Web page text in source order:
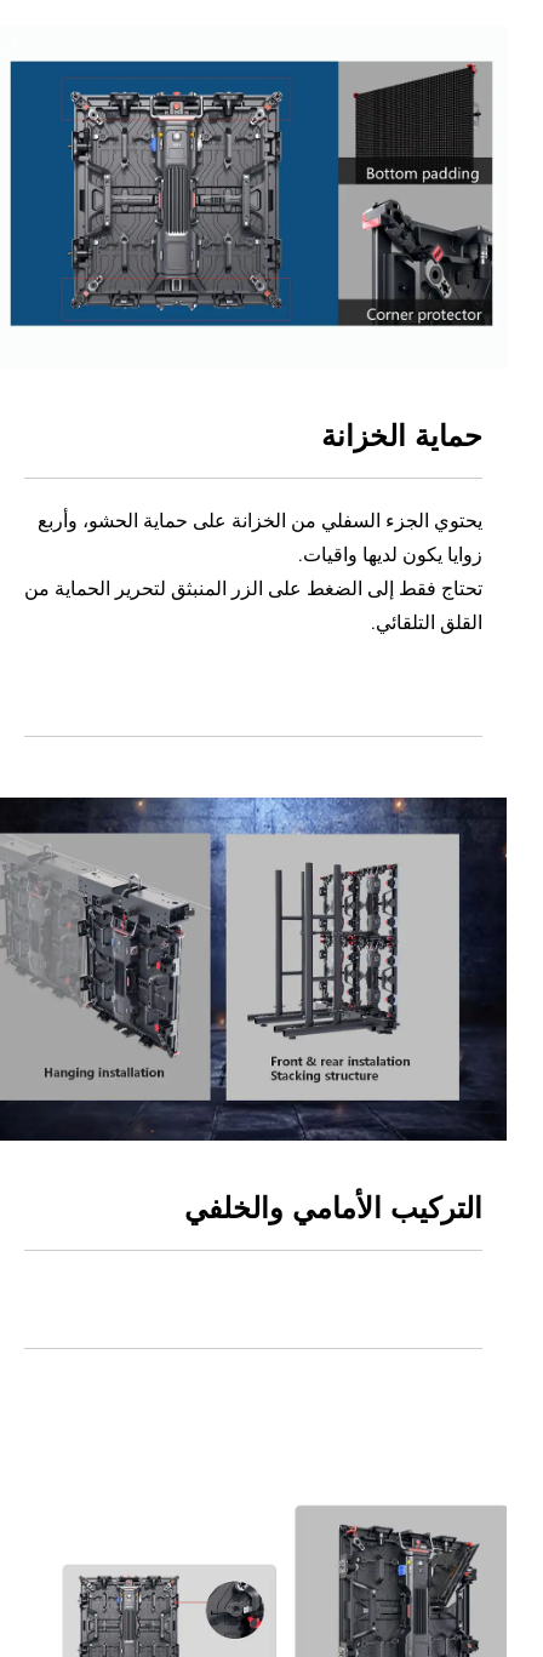
حماية الخزانة
يحتوي الجزء السفلي من الخزانة على حماية الحشو، وأربع
زوايا يكون لديها واقيات.
تحتاج فقط إلى الضغط على الزر المنبثق لتحرير الحماية من
القلق التلقائي.
التركيب الأمامي والخلفي